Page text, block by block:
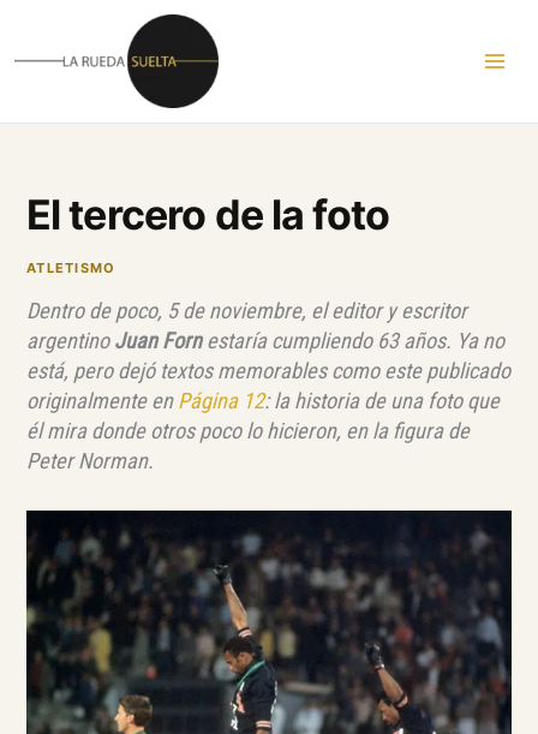
contenido
El tercero de la foto
ATLETISMO
Dentro de poco, 5 de noviembre, el editor y escritor
argentinoJuan Fornestaría cumpliendo 63 años. Ya no
está, pero dejó textos memorables como este publicado
originalmente enPágina 12: la historia de una foto que
él mira donde otros poco lo hicieron, en la figura de
Peter Norman.